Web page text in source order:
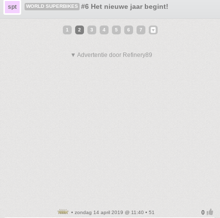
spt WORLD SUPERBIKES #6 Het nieuwe jaar begint!
1 2 3 4 5 6 7
▼ Advertentie door Refinery89
• zondag 14 april 2019 @ 11:40 • 51